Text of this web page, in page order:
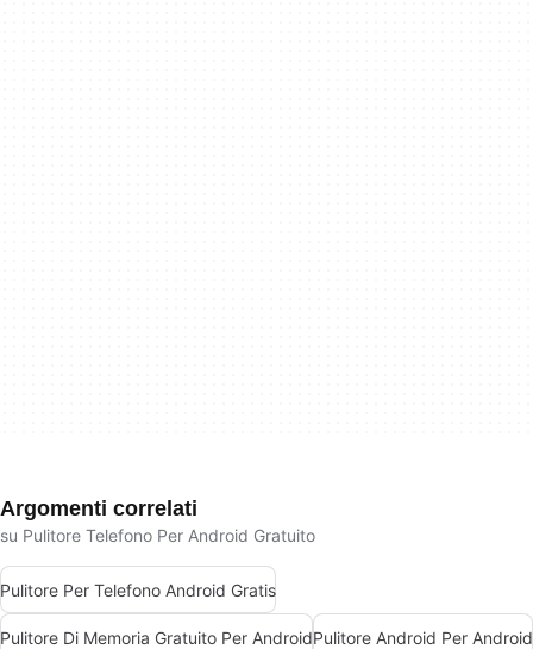
Argomenti correlati
su Pulitore Telefono Per Android Gratuito
Pulitore Per Telefono Android Gratis
Pulitore Di Memoria Gratuito Per AndroidPulitore Android Per Android